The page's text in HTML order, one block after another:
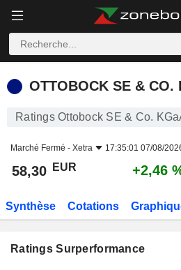
OTTOBOCK SE & CO. KGAA
OTTOBOCK SE & CO.
Ratings Ottobock SE & Co.
Marché Fermé - Xetra 17:35:01 07/08/
58,30 EUR +2,46
Synthèse Cotations
Ratings Surperformance